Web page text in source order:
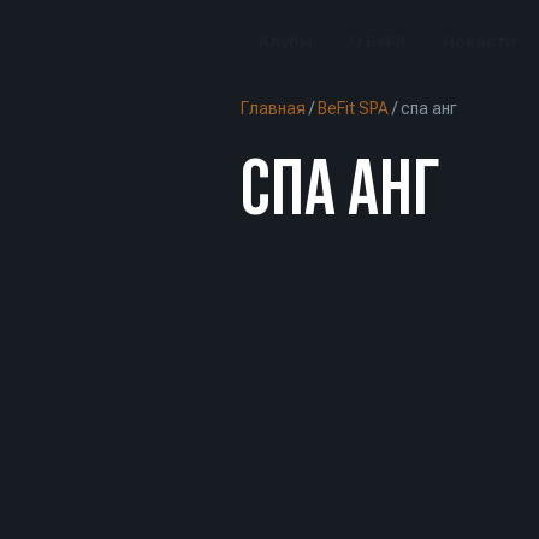
Главная / BeFit SPA/спа анг
СПА АНГ